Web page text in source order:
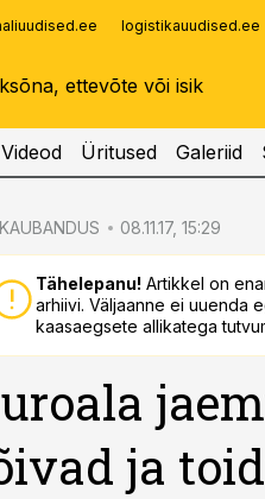
logistikauudised.ee
Infopank
Videod Üritused Galeriid
08.11.17, 15:29
Tähelepanu! Artikkel on
arhiivi. Väljaanne ei uuenda
kaasaegsete allikatega
ja